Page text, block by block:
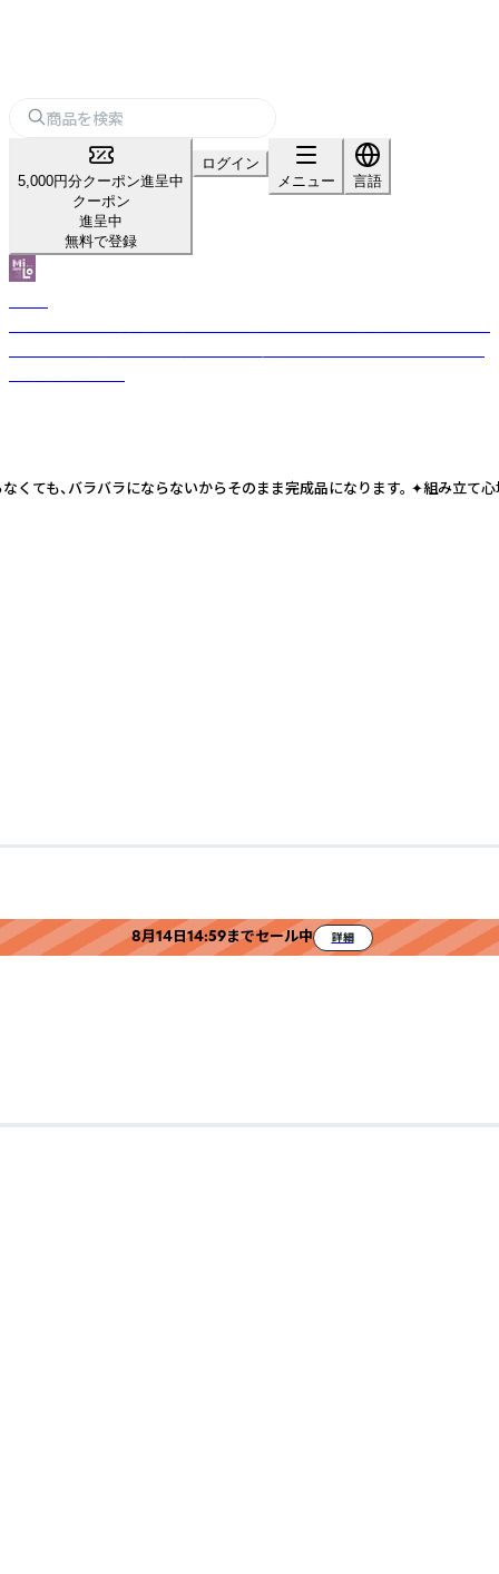
5,000円分クーポン進呈中
クーポン
進呈中
無料で登録
ログイン
メニュー
言語
ても、バラバラにならないからそのまま完成品になります。 ✦組み立て
8月14日14:59までセール中 詳細